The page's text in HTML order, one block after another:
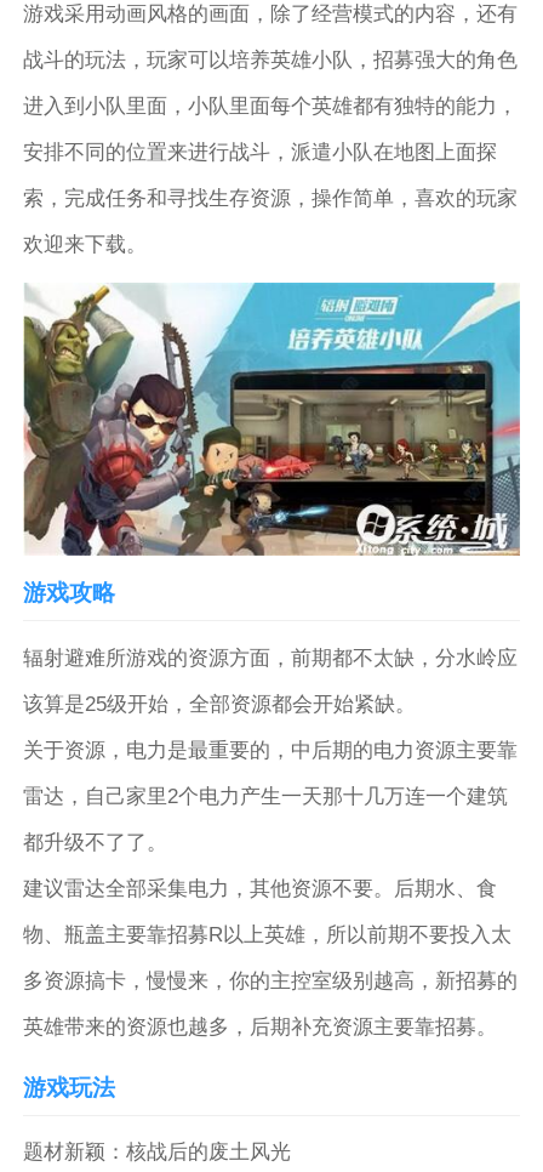
游戏采用动画风格的画面，除了经营模式的内容，还有
战斗的玩法，玩家可以培养英雄小队，招募强大的角色
进入到小队里面，小队里面每个英雄都有独特的能力，
安排不同的位置来进行战斗，派遣小队在地图上面探
索，完成任务和寻找生存资源，操作简单，喜欢的玩家
欢迎来下载。
游戏攻略
辐射避难所游戏的资源方面，前期都不太缺，分水岭应
该算是25级开始，全部资源都会开始紧缺。
关于资源，电力是最重要的，中后期的电力资源主要靠
雷达，自己家里2个电力产生一天那十几万连一个建筑
都升级不了了。
建议雷达全部采集电力，其他资源不要。后期水、食
物、瓶盖主要靠招募R以上英雄，所以前期不要投入太
多资源搞卡，慢慢来，你的主控室级别越高，新招募的
英雄带来的资源也越多，后期补充资源主要靠招募。
游戏玩法
题材新颖：核战后的废土风光